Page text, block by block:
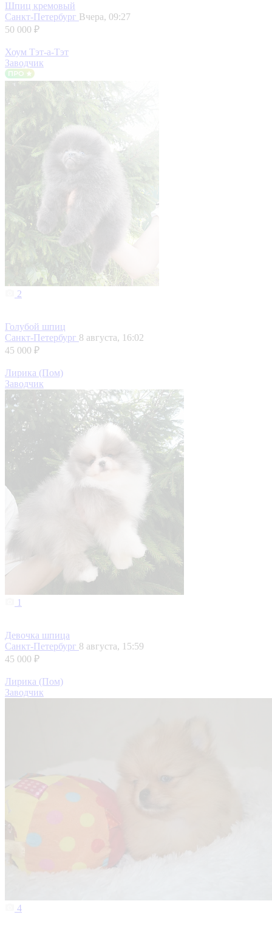
Шпиц кремовый
Санкт-Петербург Вчера, 09:27
50 000 ₽
Хоум Тэт-а-Тэт
Заводчик
2
Голубой шпиц
Санкт-Петербург 8 августа, 16:02
45 000 ₽
Лирика (Пом)
Заводчик
1
Девочка шпица
Санкт-Петербург 8 августа, 15:59
45 000 ₽
Лирика (Пом)
Заводчик
4